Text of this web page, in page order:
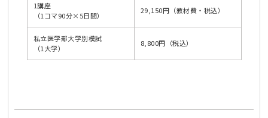
1講座
（1コマ90分×5日間）
29,150円（教材費・税込）
私立医学部大学別模試
（1大学）
8,800円（税込）